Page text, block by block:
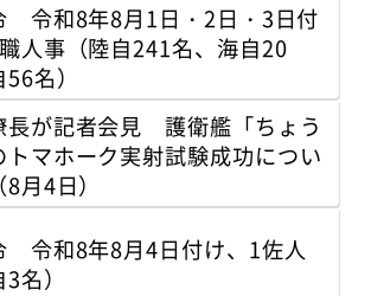
令和8年8月1日・2日・3日付
人事（陸自241名、海自20
名）
長が記者会見 護衛艦「ちょう
トマホーク実射試験成功につい
月4日）
令和8年8月4日付け、1佐人
名）